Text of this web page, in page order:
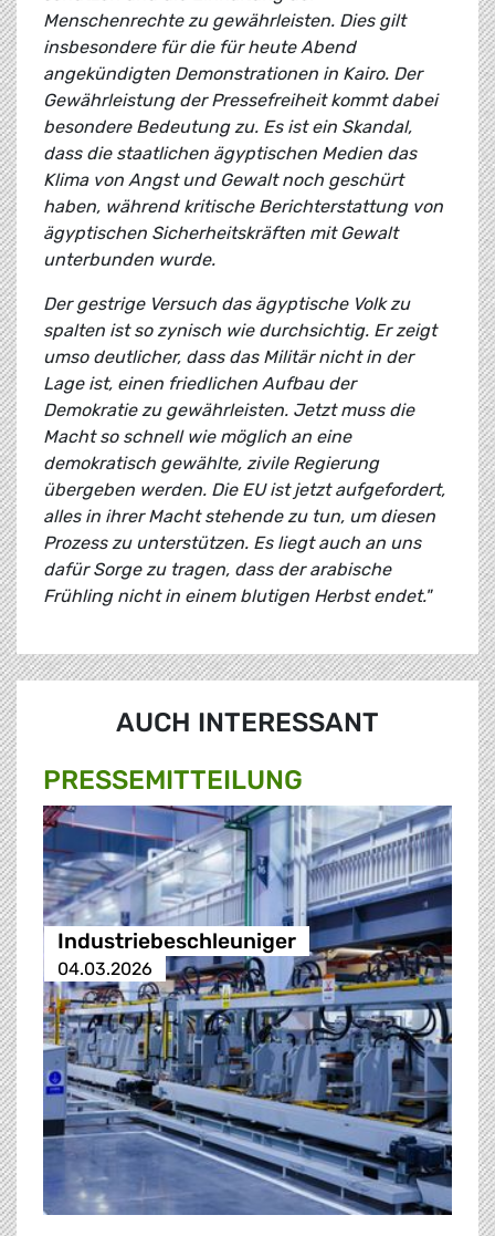
Menschenrechte zu gewährleisten. Dies gilt
insbesondere für die für heute Abend
angekündigten Demonstrationen in Kairo. Der
Gewährleistung der Pressefreiheit kommt dabei
besondere Bedeutung zu. Es ist ein Skandal,
dass die staatlichen ägyptischen Medien das
Klima von Angst und Gewalt noch geschürt
haben, während kritische Berichterstattung von
ägyptischen Sicherheitskräften mit Gewalt
unterbunden wurde.
Der gestrige Versuch das ägyptische Volk zu
spalten ist so zynisch wie durchsichtig. Er zeigt
umso deutlicher, dass das Militär nicht in der
Lage ist, einen friedlichen Aufbau der
Demokratie zu gewährleisten. Jetzt muss die
Macht so schnell wie möglich an eine
demokratisch gewählte, zivile Regierung
übergeben werden. Die EU ist jetzt aufgefordert,
alles in ihrer Macht stehende zu tun, um diesen
Prozess zu unterstützen. Es liegt auch an uns
dafür Sorge zu tragen, dass der arabische
Frühling nicht in einem blutigen Herbst endet."
AUCH INTERESSANT
PRESSE­MITTEILUNG
Industriebeschleuniger
04.03.2026